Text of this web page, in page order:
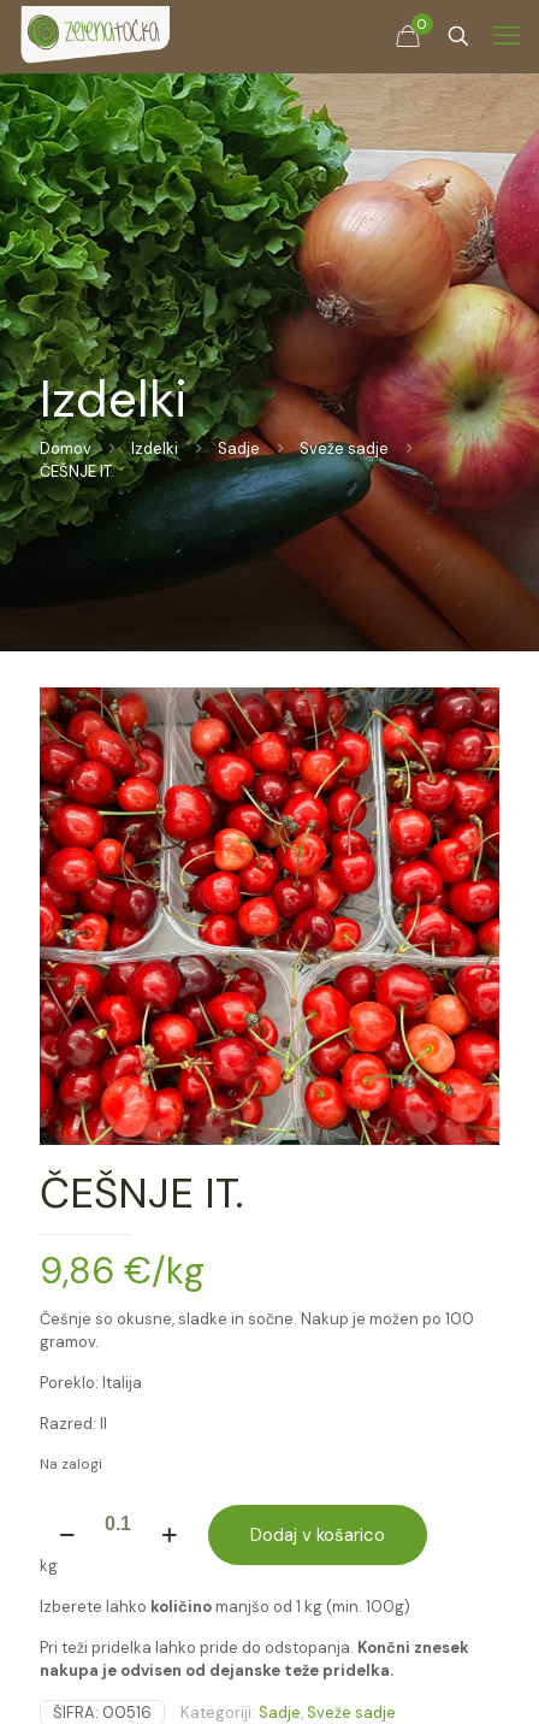
0
Izdelki
Domov Izdelki Sadje
Sveže sadje
ČEŠNJE IT.
ČEŠNJE IT.
9,86 €/kg
Češnje so okusne, sladke in sočne. Nakup je možen po 100
gramov.
Poreklo: Italija
Razred: II
Na zalogi
kg
Dodaj v košarico
Izberete lahko količinomanjšo od 1 kg (min. 100g)
Pri teži pridelka lahko pride do odstopanja. Končni znesek
nakupa je odvisen od dejanske teže pridelka.
ŠIFRA: 00516 Kategoriji: Sadje,Sveže sadje